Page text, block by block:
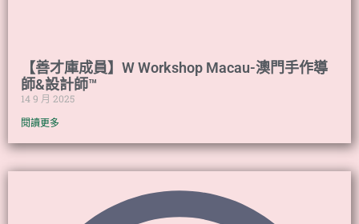
【善才庫成員】W Workshop Macau-澳門手作導
師&設計師™️
14 9 月 2025
閱讀更多